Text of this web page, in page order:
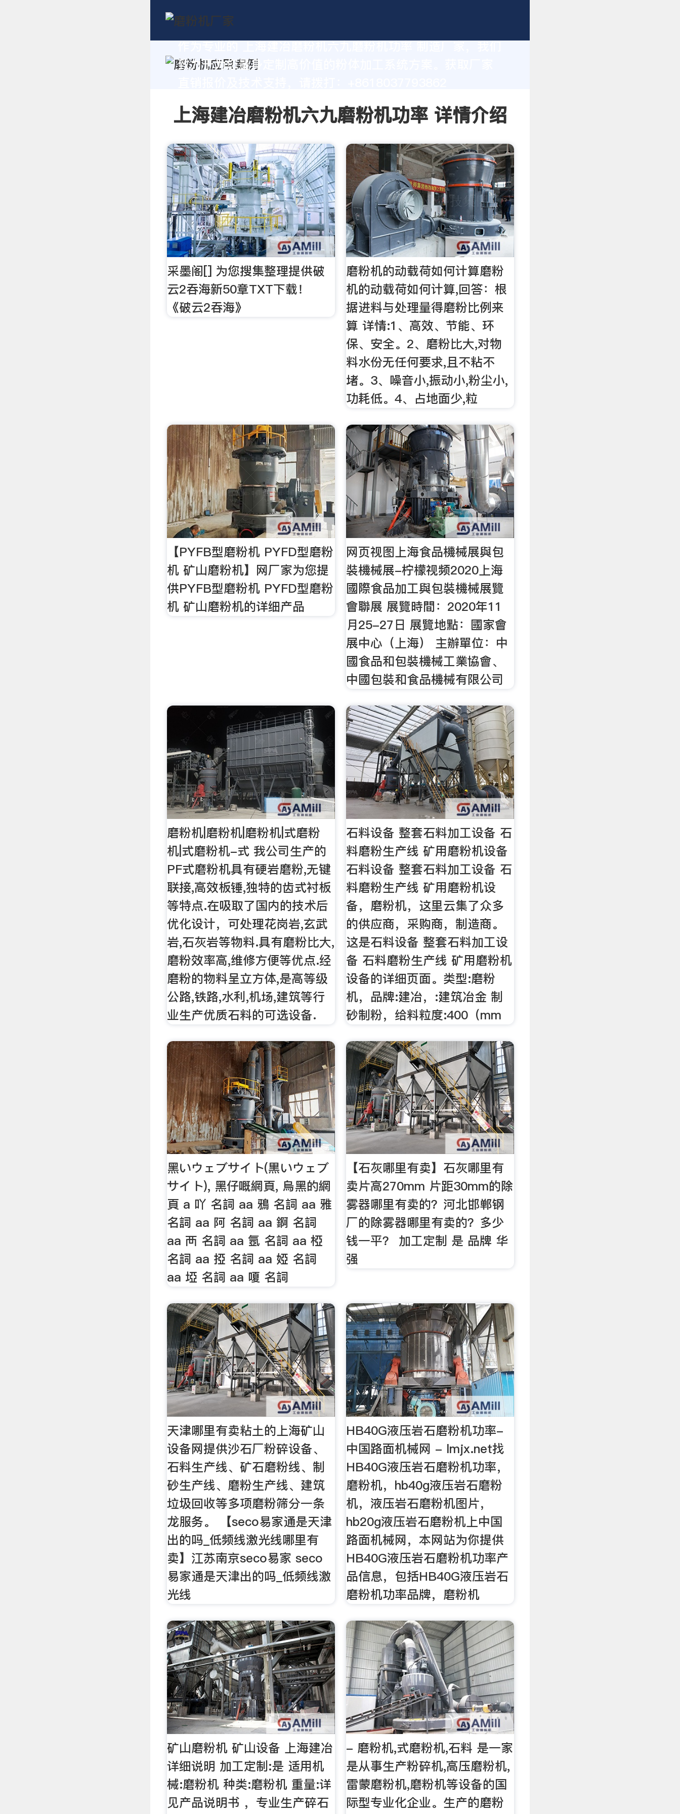
致力于为您量身定制高价值的粉体加工系统方案。获取厂家
上海建冶磨粉机六九磨粉机功率 详情介绍
采墨阁[] 为您搜集整理提供破
云2吞海新50章TXT下载！
《破云2吞海》
磨粉机的动载荷如何计算磨粉
机的动载荷如何计算,回答：根
据进料与处理量得磨粉比例来
算 详情:1、高效、节能、环
保、安全。2、磨粉比大,对物
料水份无任何要求,且不粘不
堵。3、噪音小,振动小,粉尘小,
功耗低。4、占地面少,粒
【PYFB型磨粉机 PYFD型磨粉
机 矿山磨粉机】网厂家为您提
供PYFB型磨粉机 PYFD型磨粉
机 矿山磨粉机的详细产品
网页视图上海食品機械展與包
裝機械展-柠檬视频2020上海
國際食品加工與包裝機械展覽
會聯展 展覽時間：2020年11
月25-27日 展覽地點：國家會
展中心（上海） 主辦單位：中
國食品和包裝機械工業協會、
中國包裝和食品機械有限公司
磨粉机|磨粉机|磨粉机|式磨粉
机|式磨粉机-式 我公司生产的
PF式磨粉机具有硬岩磨粉,无键
联接,高效板锤,独特的齿式衬板
等特点.在吸取了国内的技术后
优化设计，可处理花岗岩,玄武
岩,石灰岩等物料.具有磨粉比大,
磨粉效率高,维修方便等优点.经
磨粉的物料呈立方体,是高等级
公路,铁路,水利,机场,建筑等行
业生产优质石料的可选设备.
石料设备 整套石料加工设备 石
料磨粉生产线 矿用磨粉机设备
石料设备 整套石料加工设备 石
料磨粉生产线 矿用磨粉机设
备，磨粉机，这里云集了众多
的供应商，采购商，制造商。
这是石料设备 整套石料加工设
备 石料磨粉生产线 矿用磨粉机
设备的详细页面。类型:磨粉
机，品牌:建冶，:建筑冶金 制
砂制粉，给料粒度:400（mm
黑いウェブサイト(黒いウェブ
サイト), 黑仔嘅網頁, 烏黑的網
頁 a 吖 名詞 aa 鴉 名詞 aa 雅
名詞 aa 阿 名詞 aa 錒 名詞
aa 襾 名詞 aa 氬 名詞 aa 椏
名詞 aa 掗 名詞 aa 婭 名詞
aa 埡 名詞 aa 嗄 名詞
【石灰哪里有卖】石灰哪里有
卖片高270mm 片距30mm的除
雾器哪里有卖的？河北邯郸钢
厂的除雾器哪里有卖的？多少
钱一平？ 加工定制 是 品牌 华
强
天津哪里有卖粘土的上海矿山
设备网提供沙石厂粉碎设备、
石料生产线、矿石磨粉线、制
砂生产线、磨粉生产线、建筑
垃圾回收等多项磨粉筛分一条
龙服务。 【seco易家通是天津
出的吗_低频线激光线哪里有
卖】江苏南京seco易家 seco
易家通是天津出的吗_低频线激
光线
HB40G液压岩石磨粉机功率-
中国路面机械网 - lmjx.net找
HB40G液压岩石磨粉机功率，
磨粉机，hb40g液压岩石磨粉
机，液压岩石磨粉机图片，
hb20g液压岩石磨粉机上中国
路面机械网，本网站为你提供
HB40G液压岩石磨粉机功率产
品信息，包括HB40G液压岩石
磨粉机功率品牌，磨粉机
矿山磨粉机 矿山设备 上海建冶
详细说明 加工定制:是 适用机
械:磨粉机 种类:磨粉机 重量:详
见产品说明书 ，专业生产碎石
- 磨粉机,式磨粉机,石料 是一家
是从事生产粉碎机,高压磨粉机,
雷蒙磨粉机,磨粉机等设备的国
际型专业化企业。生产的磨粉